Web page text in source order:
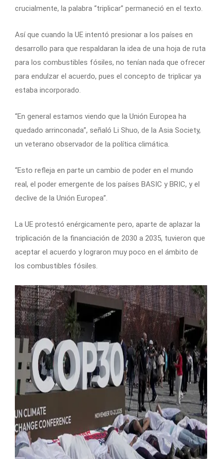
crucialmente, la palabra “triplicar” permaneció en el texto.
Así que cuando la UE intentó presionar a los países en
desarrollo para que respaldaran la idea de una hoja de ruta
para los combustibles fósiles, no tenían nada que ofrecer
para endulzar el acuerdo, pues el concepto de triplicar ya
estaba incorporado.
“En general estamos viendo que la Unión Europea ha
quedado arrinconada”, señaló Li Shuo, de la Asia Society,
un veterano observador de la política climática.
“Esto refleja en parte un cambio de poder en el mundo
real, el poder emergente de los países BASIC y BRIC, y el
declive de la Unión Europea”.
La UE protestó enérgicamente pero, aparte de aplazar la
triplicación de la financiación de 2030 a 2035, tuvieron que
aceptar el acuerdo y lograron muy poco en el ámbito de
los combustibles fósiles.